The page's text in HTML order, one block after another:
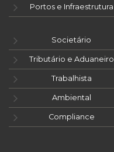
Portos e Infraestrutura
Societário
Tributário e Aduaneiro
Trabalhista
Ambiental
Compliance